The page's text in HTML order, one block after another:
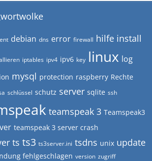
debian dns error firewall hilfe install
iptables ipv4 ipv6 key linux log
mysql protection raspberry Rechte
schlüssel schutz server sqlite ssh
teamspeak 3 Teamspeak3
teamspeak 3 server crash
ts ts3 ts3server.ini tsdns unix update
fehlgeschlagen version zugriff